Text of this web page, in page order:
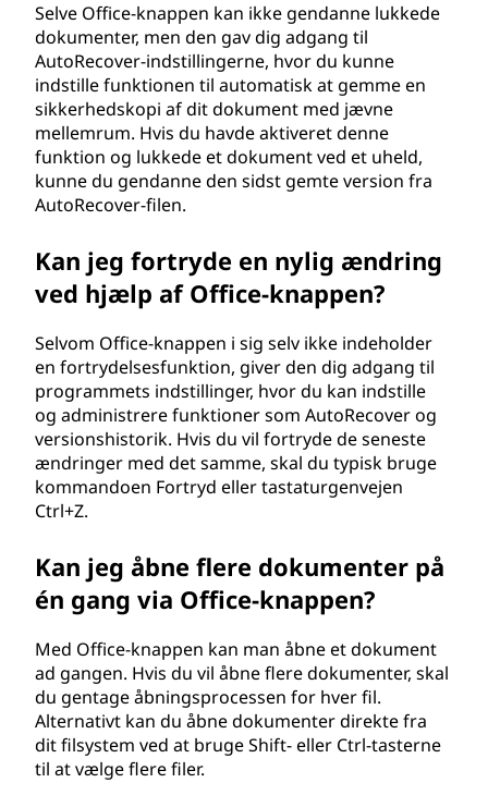
Selve Office-knappen kan ikke gendanne lukkede
dokumenter, men den gav dig adgang til
AutoRecover-indstillingerne, hvor du kunne
indstille funktionen til automatisk at gemme en
sikkerhedskopi af dit dokument med jævne
mellemrum. Hvis du havde aktiveret denne
funktion og lukkede et dokument ved et uheld,
kunne du gendanne den sidst gemte version fra
AutoRecover-filen.
Kan jeg fortryde en nylig ændring
ved hjælp af Office-knappen?
Selvom Office-knappen i sig selv ikke indeholder
en fortrydelsesfunktion, giver den dig adgang til
programmets indstillinger, hvor du kan indstille
og administrere funktioner som AutoRecover og
versionshistorik. Hvis du vil fortryde de seneste
ændringer med det samme, skal du typisk bruge
kommandoen Fortryd eller tastaturgenvejen
Ctrl+Z.
Kan jeg åbne flere dokumenter på
én gang via Office-knappen?
Med Office-knappen kan man åbne et dokument
ad gangen. Hvis du vil åbne flere dokumenter, skal
du gentage åbningsprocessen for hver fil.
Alternativt kan du åbne dokumenter direkte fra
dit filsystem ved at bruge Shift- eller Ctrl-tasterne
til at vælge flere filer.